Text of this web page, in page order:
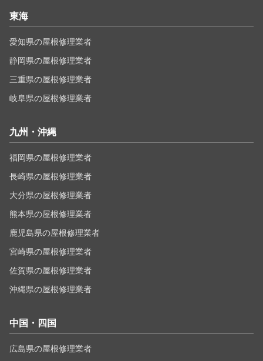
東海
愛知県の屋根修理業者
静岡県の屋根修理業者
三重県の屋根修理業者
岐阜県の屋根修理業者
九州・沖縄
福岡県の屋根修理業者
長崎県の屋根修理業者
大分県の屋根修理業者
熊本県の屋根修理業者
鹿児島県の屋根修理業者
宮崎県の屋根修理業者
佐賀県の屋根修理業者
沖縄県の屋根修理業者
中国・四国
広島県の屋根修理業者